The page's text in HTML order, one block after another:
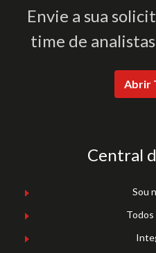
Envie a sua
time de
Abrir
Central
Sou